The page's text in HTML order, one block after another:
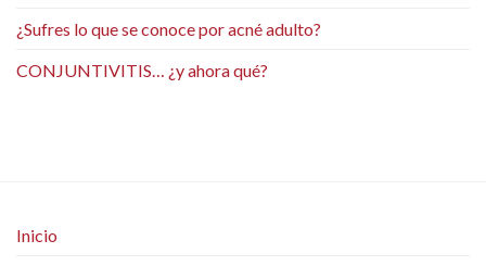
¿Sufres lo que se conoce por acné adulto?
CONJUNTIVITIS… ¿y ahora qué?
Inicio